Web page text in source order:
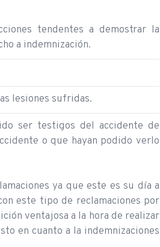
tendentes a demostrar la
a indemnización.
lesiones sufridas.
ser testigos del accidente de
o que hayan podido verlo
ya que este es su día a
este tipo de reclamaciones por
ventajosa a la hora de realizar
en cuanto a la indemnizaciones